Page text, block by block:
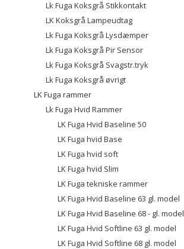
Lk Fuga Koksgrå Stikkontakt
LK Koksgrå Lampeudtag
Lk Fuga Koksgrå Lysdæmper
Lk Fuga Koksgrå Pir Sensor
Lk Fuga Koksgrå Svagstr.tryk
Lk Fuga Koksgrå øvrigt
LK Fuga rammer
Lk Fuga Hvid Rammer
LK Fuga Hvid Baseline 50
LK Fuga hvid Base
LK Fuga hvid soft
LK Fuga hvid Slim
LK Fuga tekniske rammer
LK Fuga Hvid Baseline 63 gl. model
LK Fuga Hvid Baseline 68 - gl. model
LK Fuga Hvid Softline 63 gl. model
LK Fuga Hvid Softline 68 gl. model